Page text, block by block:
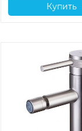
Купить